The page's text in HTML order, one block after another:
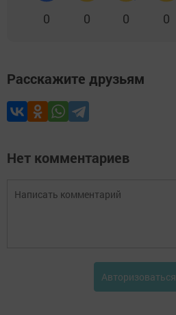
0 0 0 0
Расскажите друзьям
Нет комментариев
Авторизоваться